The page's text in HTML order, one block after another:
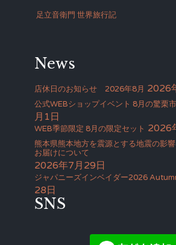
足立音衛門 世界旅行記
News
店休日のお知らせ 2026年8月 2026
公式WEBショップイベント 8月の驚栗
月1日
WEB季節限定 8月の限定セット 2026
熊本県熊本地方を震源とする地震の影
お届けについて
2026年7月29日
ジャパニーズインベイダー2026
28日
SNS